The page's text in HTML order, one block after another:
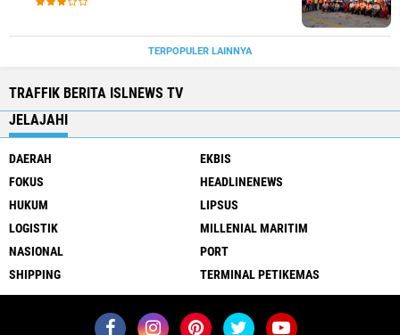
TERPOPULER LAINNYA
TRAFFIK BERITA ISLNEWS TV
JELAJAHI
DAERAH
EKBIS
FOKUS
HEADLINENEWS
HUKUM
LIPSUS
LOGISTIK
MILLENIAL MARITIM
NASIONAL
PORT
SHIPPING
TERMINAL PETIKEMAS